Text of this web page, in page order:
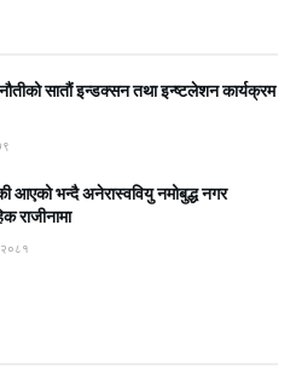
सातौं इन्डक्सन तथा इन्ष्टलेशन कार्यक्रम
आएको भन्दै अनेरास्ववियु नमोबुद्ध नगर
राजीनामा